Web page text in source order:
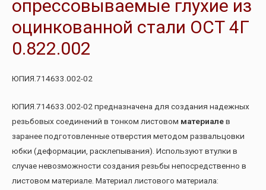
опрессовываемые глухие из
оцинкованной стали ОСТ 4Г
0.822.002
ЮПИЯ.714633.002-02
ЮПИЯ.714633.002-02 предназначена для создания надежных
резьбовых соединений в тонком листовом материалев
заранее подготовленные отверстия методом развальцовки
юбки (деформации, расклепывания). Используют втулки в
случае невозможности создания резьбы непосредственно в
листовом материале. Материал листового материала: